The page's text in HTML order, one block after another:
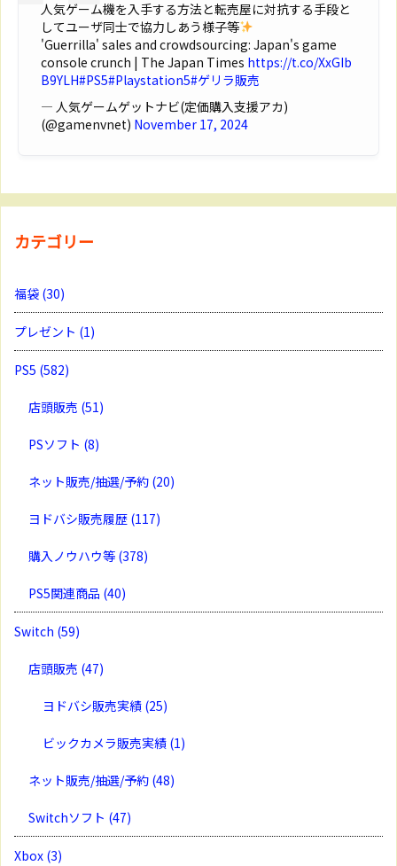
人気ゲーム機を入手する方法と転売屋に対抗する手段と
してユーザ同士で協力しあう様子等
'Guerrilla' sales and crowdsourcing: Japan's game
console crunch | The Japan Times https://t.co/XxGIb
B9YLH#PS5#Playstation5#ゲリラ販売
— 人気ゲームゲットナビ(定価購入支援アカ)
(@gamenvnet) November 17, 2024
カテゴリー
福袋 (30)
プレゼント (1)
PS5 (582)
店頭販売 (51)
PSソフト (8)
ネット販売/抽選/予約 (20)
ヨドバシ販売履歴 (117)
購入ノウハウ等 (378)
PS5関連商品 (40)
Switch (59)
店頭販売 (47)
ヨドバシ販売実績 (25)
ビックカメラ販売実績 (1)
ネット販売/抽選/予約 (48)
Switchソフト (47)
Xbox (3)